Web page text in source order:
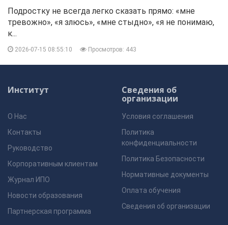
Подростку не всегда легко сказать прямо: «мне
тревожно», «я злюсь», «мне стыдно», «я не понимаю,
к...
2026-07-15 08:55:10 Просмотров: 443
Институт
О Нас
Контакты
Руководство
Корпоративным клиентам
Журнал ИПО
Новости образования
Партнерская программа
Сведения об
организации
Условия соглашения
Политика
конфиденциальности
Политика Безопасности
Нормативные документы
Оплата обучения
Сведения об организации